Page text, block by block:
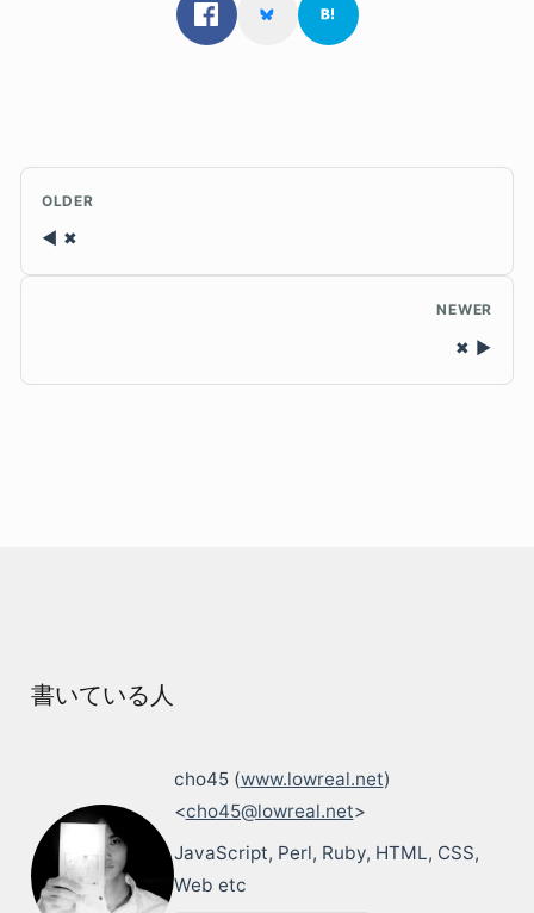
OLDER
✖
NEWER
✖
書いている人
cho45 (www.lowreal.net)
<cho45@lowreal.net>
JavaScript, Perl, Ruby, HTML, CSS,
Web etc